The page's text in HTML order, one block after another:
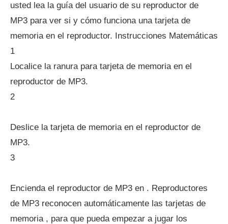
usted lea la guía del usuario de su reproductor de
MP3 para ver si y cómo funciona una tarjeta de
memoria en el reproductor. Instrucciones Matemáticas
1
Localice la ranura para tarjeta de memoria en el
reproductor de MP3.
2
Deslice la tarjeta de memoria en el reproductor de
MP3.
3
Encienda el reproductor de MP3 en . Reproductores
de MP3 reconocen automáticamente las tarjetas de
memoria , para que pueda empezar a jugar los